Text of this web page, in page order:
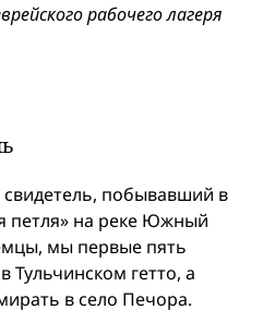
рабочего лагеря
побывавший в
петля» на реке Южный
мы первые пять
Тульчинском гетто, а
в село Печора.